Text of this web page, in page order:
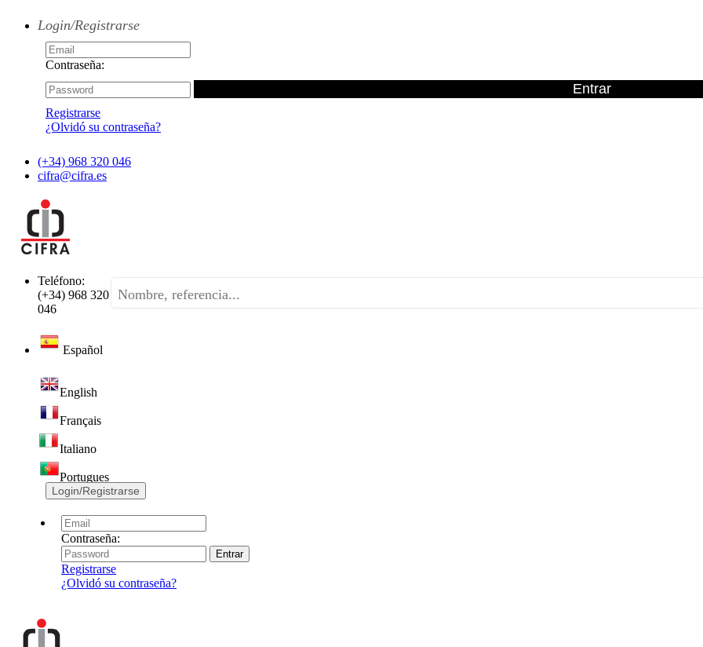
Login/Registrarse
Contraseña:
Registrarse
¿Olvidó su contraseña?
(+34) 968 320 046
cifra@cifra.es
Teléfono:
(+34) 968 320
046
Español
English
Français
Italiano
Portugues
Login/Registrarse
Contraseña:
Registrarse
¿Olvidó su contraseña?